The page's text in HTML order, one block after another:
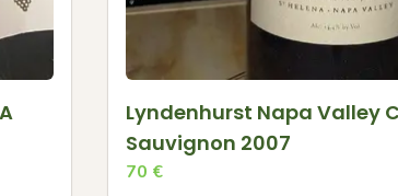
Lyndenhurst Napa Valley
Sauvignon 2007
70 €